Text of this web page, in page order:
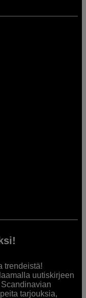
trendeistä!
uutiskirjeen
tarjouksia,